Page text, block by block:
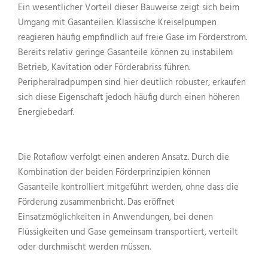
Ein wesentlicher Vorteil dieser Bauweise zeigt sich beim
Umgang mit Gasanteilen. Klassische Kreiselpumpen
reagieren häufig empfindlich auf freie Gase im Förderstrom.
Bereits relativ geringe Gasanteile können zu instabilem
Betrieb, Kavitation oder Förderabriss führen.
Peripheralradpumpen sind hier deutlich robuster, erkaufen
sich diese Eigenschaft jedoch häufig durch einen höheren
Energiebedarf.
Die Rotaflow verfolgt einen anderen Ansatz. Durch die
Kombination der beiden Förderprinzipien können
Gasanteile kontrolliert mitgeführt werden, ohne dass die
Förderung zusammenbricht. Das eröffnet
Einsatzmöglichkeiten in Anwendungen, bei denen
Flüssigkeiten und Gase gemeinsam transportiert, verteilt
oder durchmischt werden müssen.